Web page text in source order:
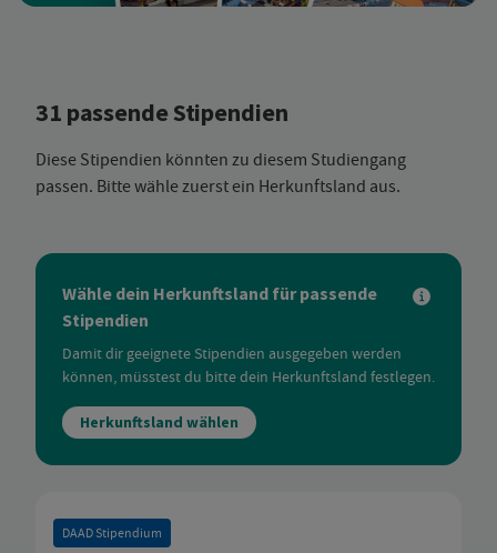
31 passende Stipendien
Diese Stipendien könnten zu diesem Studiengang
passen. Bitte wähle zuerst ein Herkunftsland aus.
Wähle dein Herkunftsland für passende
Stipendien
Damit dir geeignete Stipendien ausgegeben werden
können, müsstest du bitte dein Herkunftsland festlegen.
Herkunftsland wählen
DAAD Stipendium